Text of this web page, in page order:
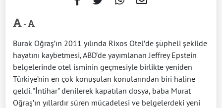
-
Burak Oğraş’ın 2011 yılında Rixos Otel’de şüpheli şekilde
hayatını kaybetmesi, ABD’de yayımlanan Jeffrey Epstein
belgelerinde otel isminin geçmesiyle birlikte yeniden
Türkiye’nin en çok konuşulan konularından biri haline
geldi. "İntihar" denilerek kapatılan dosya, baba Murat
Oğraş’ın yıllardır süren mücadelesi ve belgelerdeki yeni